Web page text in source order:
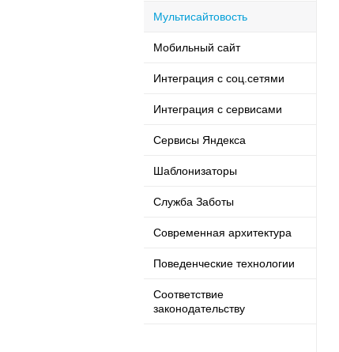
Мультисайтовость
Мобильный сайт
Интеграция с соц.сетями
Интеграция с сервисами
Сервисы Яндекса
Шаблонизаторы
Служба Заботы
Современная архитектура
Поведенческие технологии
Соответствие
законодательству